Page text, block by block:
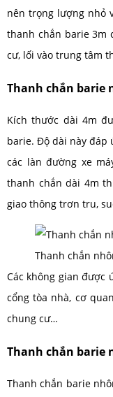
nên trọng lượng nhỏ
thanh chắn barie 3m
cư, lối vào trung tâm
Thanh chắn barie
Kích thước dài 4m
barie. Độ dài này đáp
các làn đường xe
thanh chắn dài 4m
giao thông trơn tru,
Thanh chắn
Các không gian được
cổng tòa nhà, cơ
chung cư…
Thanh chắn barie
Thanh chắn barie